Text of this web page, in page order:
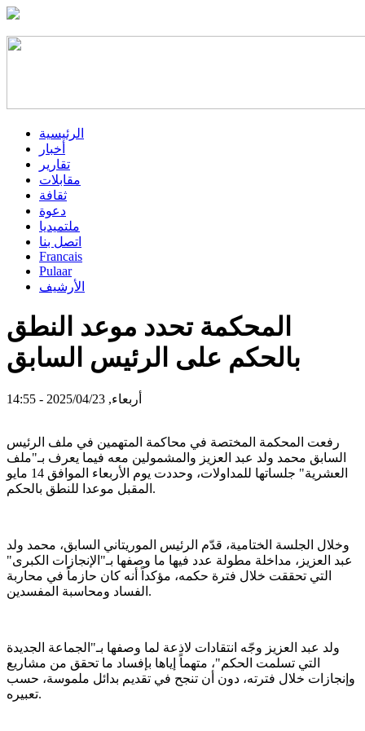
الرئيسية
أخبار
تقارير
مقابلات
ثقافة
دعوة
ملتميديا
اتصل بنا
Francais
Pulaar
الأرشيف
المحكمة تحدد موعد النطق
بالحكم على الرئيس السابق
أربعاء, 2025/04/23 - 14:55
رفعت المحكمة المختصة في محاكمة المتهمين في ملف الرئيس
السابق محمد ولد عبد العزيز والمشمولين معه فيما يعرف بـ"ملف
العشرية" جلساتها للمداولات، وحددت يوم الأربعاء الموافق 14 مايو
المقبل موعدا للنطق بالحكم.
وخلال الجلسة الختامية، قدّم الرئيس الموريتاني السابق، محمد ولد
عبد العزيز، مداخلة مطولة عدد فيها ما وصفها بـ"الإنجازات الكبرى"
التي تحققت خلال فترة حكمه، مؤكداً أنه كان حازماً في محاربة
الفساد ومحاسبة المفسدين.
ولد عبد العزيز وجّه انتقادات لاذعة لما وصفها بـ"الجماعة الجديدة
التي تسلمت الحكم"، متهماً إياها بإفساد ما تحقق من مشاريع
وإنجازات خلال فترته، دون أن تنجح في تقديم بدائل ملموسة، حسب
تعبيره.